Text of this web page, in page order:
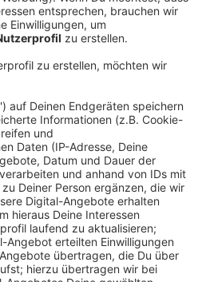
12.05.2022 15:56
vor mehr als zwei Wochen
gefunden worden. Seine
auf ein Tötungsdelikt
auch Zeugen, die am
gemacht haben.